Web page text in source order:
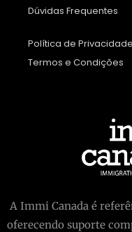
Dúvidas Frequentes
Política de Privacidade
Termos e Condições
A Immi Canada é
oferecendo suporte